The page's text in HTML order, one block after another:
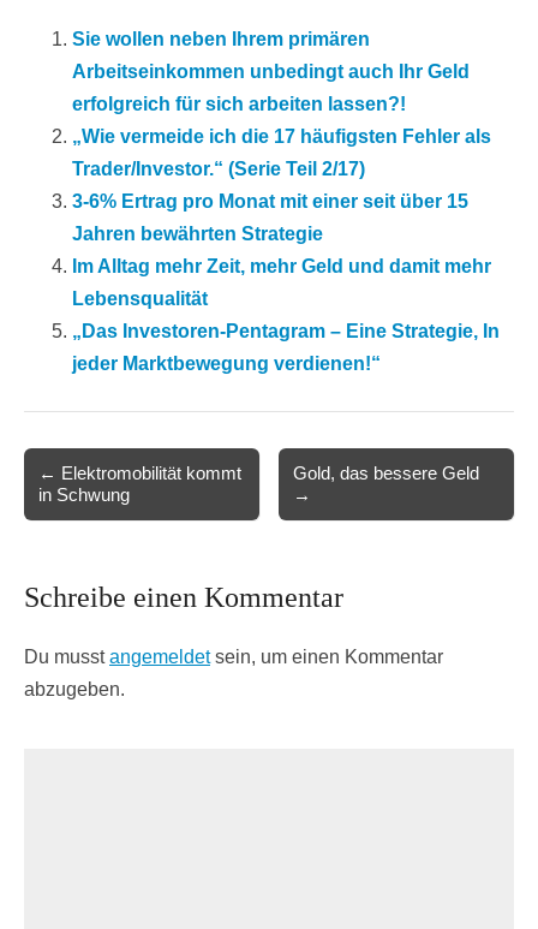
Sie wollen neben Ihrem primären
Arbeitseinkommen unbedingt auch Ihr Geld
erfolgreich für sich arbeiten lassen?!
„Wie vermeide ich die 17 häufigsten Fehler als
Trader/Investor.“ (Serie Teil 2/17)
3-6% Ertrag pro Monat mit einer seit über 15
Jahren bewährten Strategie
Im Alltag mehr Zeit, mehr Geld und damit mehr
Lebensqualität
„Das Investoren-Pentagram – Eine Strategie, In
jeder Marktbewegung verdienen!“
navigation
← Elektromobilität kommt
in Schwung
Gold, das bessere Geld
→
Schreibe einen Kommentar
Du musstangemeldetsein, um einen Kommentar
abzugeben.